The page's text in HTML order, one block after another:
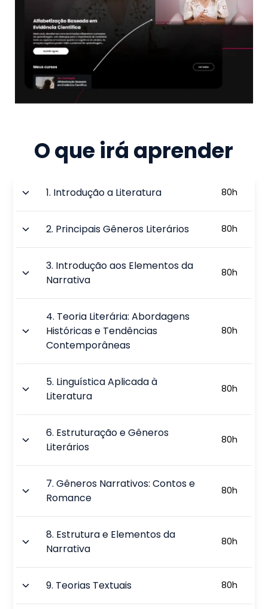
O que irá aprender
1. Introdução a Literatura 80h
2. Principais Gêneros Literários 80h
3. Introdução aos Elementos da
Narrativa
80h
4. Teoria Literária: Abordagens
Históricas e Tendências
Contemporâneas
80h
5. Linguística Aplicada à
Literatura
80h
6. Estruturação e Gêneros
Literários
80h
7.Gêneros Narrativos: Contos e
Romance
80h
8. Estrutura e Elementos da
Narrativa
80h
9. Teorias Textuais 80h